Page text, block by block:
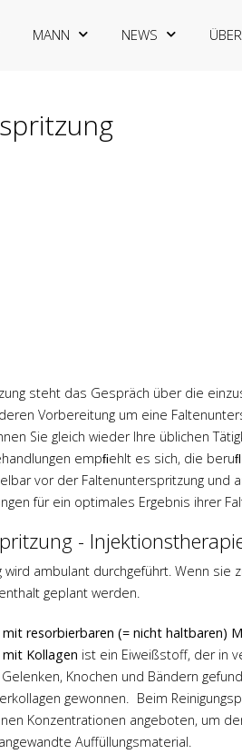
MANN NEWS
steht das Gespräch über die
Vorbereitung um eine
Sie gleich wieder Ihre üblichen
empﬁehlt es sich, die
vor der Faltenunterspritzung und
für ein optimales Ergebnis ihrer
-
wird ambulant durchgeführt. Wenn
geplant werden.
resorbierbaren (= nicht haltbaren)
Kollagen ist ein Eiweißstoff, der in
Knochen und Bändern
gewonnen. Beim
Konzentrationen angeboten, um
Auffüllungsmaterial.